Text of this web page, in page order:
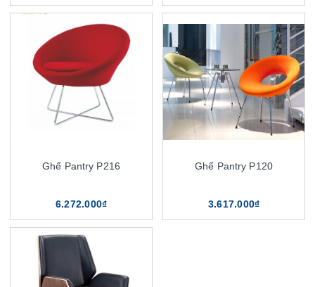
Ghế Pantry P216
6.272.000₫
Ghế Pantry P120
3.617.000₫